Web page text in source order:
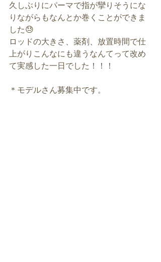
久しぶりにパーマで指が攣りそうにな
りながらもなんとか巻くことができま
した😓
ロッドの大きさ、薬剤、放置時間で仕
上がりこんなにも違うなんてって改め
て実感した一日でした！！！
＊モデルさん募集中です。